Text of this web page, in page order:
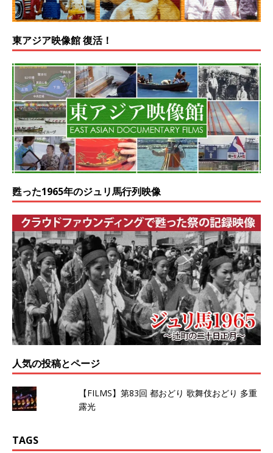
東アジア映像館 復活！
甦った1965年のジュリ馬行列映像
人気の投稿とページ
【FILMS】第83回 都おどり 歌舞伎おどり 多重
露光
TAGS